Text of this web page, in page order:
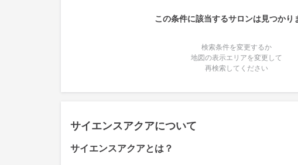
この条件に該当するサロンは見つかり
検索条件を変更するか
地図の表示エリアを変更して
再検索してください
サイエンスアクアについて
サイエンスアクアとは？